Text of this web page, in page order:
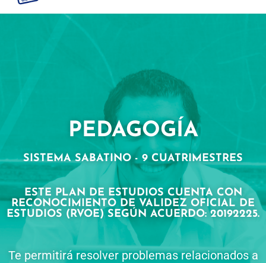
PEDAGOGÍA
SISTEMA SABATINO - 9 CUATRIMESTRES
ESTE PLAN DE ESTUDIOS CUENTA CON
RECONOCIMIENTO DE VALIDEZ OFICIAL DE
ESTUDIOS (RVOE) SEGÚN ACUERDO: 20192225.
Te permitirá resolver problemas relacionados a